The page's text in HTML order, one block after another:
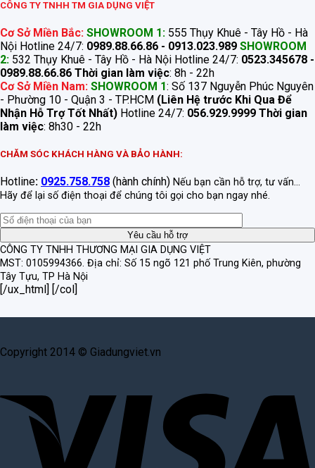
CÔNG TY TNHH TM GIA DỤNG VIỆT
Cơ Sở Miền Bắc: SHOWROOM 1: 555 Thụy Khuê - Tây Hồ - Hà
Nội Hotline 24/7: 0989.88.66.86 - 0913.023.989 SHOWROOM
2: 532 Thụy Khuê - Tây Hồ - Hà Nội Hotline 24/7: 0523.345678 -
0989.88.66.86 Thời gian làm việc: 8h - 22h
Cơ Sở Miền Nam: SHOWROOM 1: Số 137 Nguyễn Phúc Nguyên
- Phường 10 - Quận 3 - TP.HCM (Liên Hệ trước Khi Qua Để
Nhận Hỗ Trợ Tốt Nhất) Hotline 24/7: 056.929.9999 Thời gian
làm việc: 8h30 - 22h
CHĂM SÓC KHÁCH HÀNG VÀ BẢO HÀNH:
Hotline: 0925.758.758 (hành chính) Nếu bạn cần hỗ trợ, tư vấn...
Hãy để lại số điện thoại để chúng tôi gọi cho bạn ngay nhé.
CÔNG TY TNHH THƯƠNG MẠI GIA DỤNG VIỆT
MST: 0105994366. Địa chỉ: Số 15 ngõ 121 phố Trung Kiên, phường
Tây Tựu, TP Hà Nội
[/ux_html] [/col]
Copyright 2014 © Giadungviet.vn